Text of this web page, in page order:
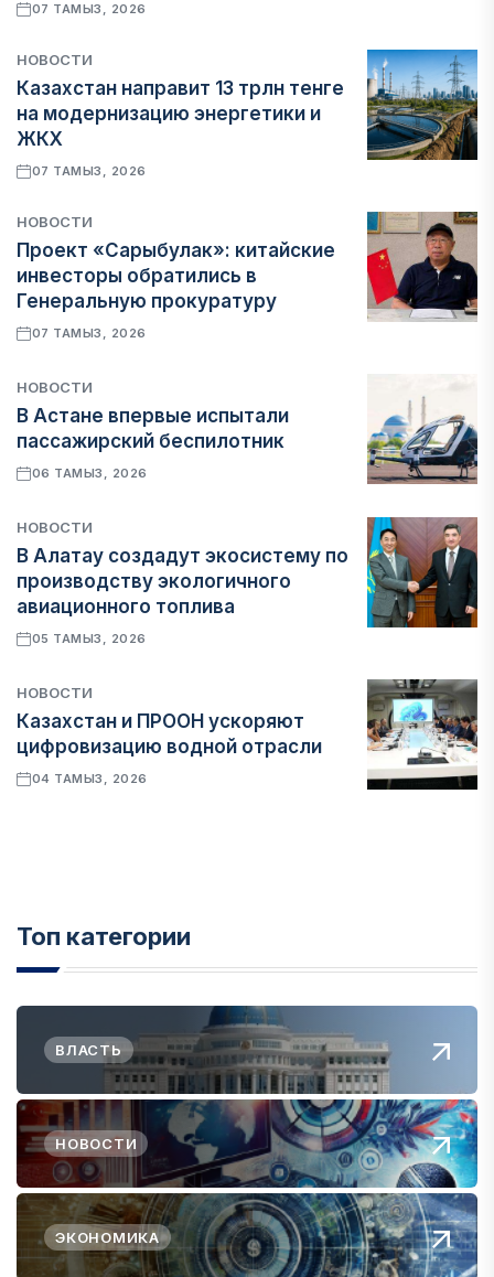
07 ТАМЫЗ, 2026
НОВОСТИ
Казахстан направит 13 трлн тенге
на модернизацию энергетики и
ЖКХ
07 ТАМЫЗ, 2026
НОВОСТИ
Проект «Сарыбулак»: китайские
инвесторы обратились в
Генеральную прокуратуру
07 ТАМЫЗ, 2026
НОВОСТИ
В Астане впервые испытали
пассажирский беспилотник
06 ТАМЫЗ, 2026
НОВОСТИ
В Алатау создадут экосистему по
производству экологичного
авиационного топлива
05 ТАМЫЗ, 2026
НОВОСТИ
Казахстан и ПРООН ускоряют
цифровизацию водной отрасли
04 ТАМЫЗ, 2026
Топ категории
ВЛАСТЬ
НОВОСТИ
ЭКОНОМИКА